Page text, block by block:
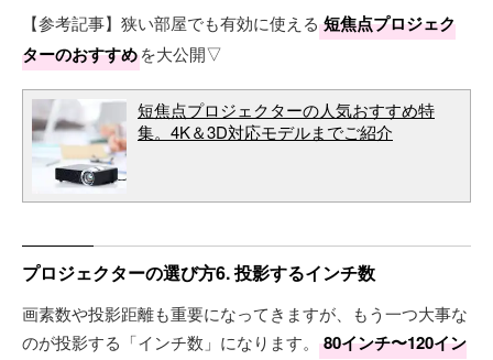
【参考記事】狭い部屋でも有効に使える 短焦点プロジェク
ターのおすすめを大公開▽
短焦点プロジェクターの人気おすすめ特
集。4K＆3D対応モデルまでご紹介
プロジェクターの選び方6. 投影するインチ数
画素数や投影距離も重要になってきますが、もう一つ大事な
のが投影する「インチ数」になります。
80インチ〜120イン